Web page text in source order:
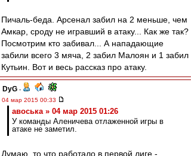
Пичаль-беда. Арсенал забил на 2 меньше, чем
Амкар, сроду не игравший в атаку... Как же так?
Посмотрим кто забивал... А нападающие
забили всего 3 мяча, 2 забил Малоян и 1 забил
Кутьин. Вот и весь рассказ про атаку.
DyG -
04 мар 2015 00:33
авоська » 04 мар 2015 01:26
У команды Аленичева отлаженной игры в
атаке не заметил.
Думаю, то что работало в первой лиге -